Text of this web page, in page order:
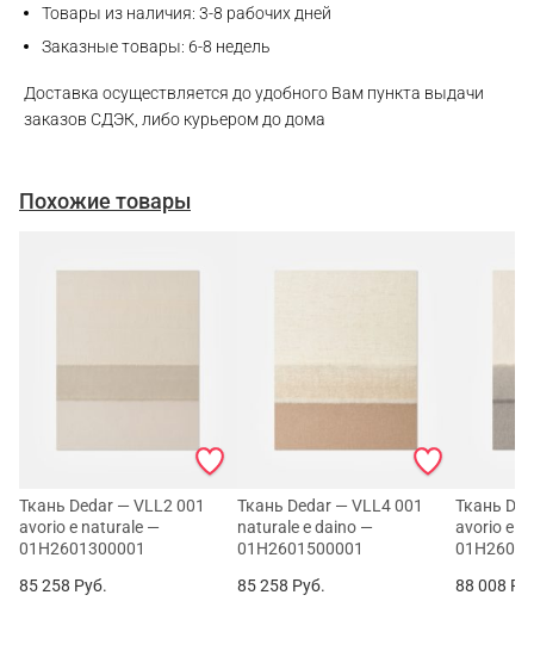
Товары из наличия: 3-8 рабочих дней
Заказные товары: 6-8 недель
Доставка осуществляется до удобного Вам пункта выдачи
заказов СДЭК, либо курьером до дома
Похожие товары
Ткань Dedar — VLL2 001
avorio e naturale —
01H2601300001
85 258 Руб.
Ткань Dedar — VLL4 001
naturale e daino —
01H2601500001
85 258 Руб.
Ткань
avorio e
88 008